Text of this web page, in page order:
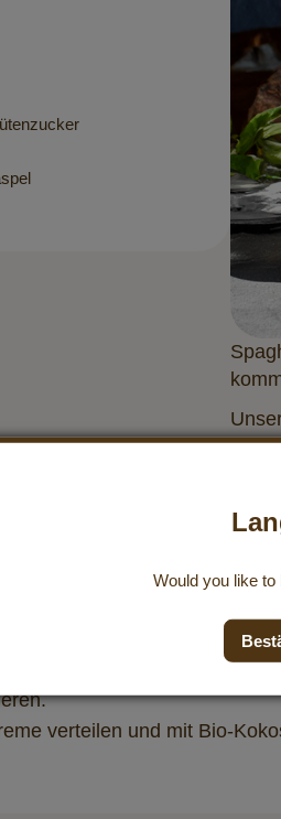
Schneebesen zu einer
verteilen.
verteilen und mit Bio-
Would you like to